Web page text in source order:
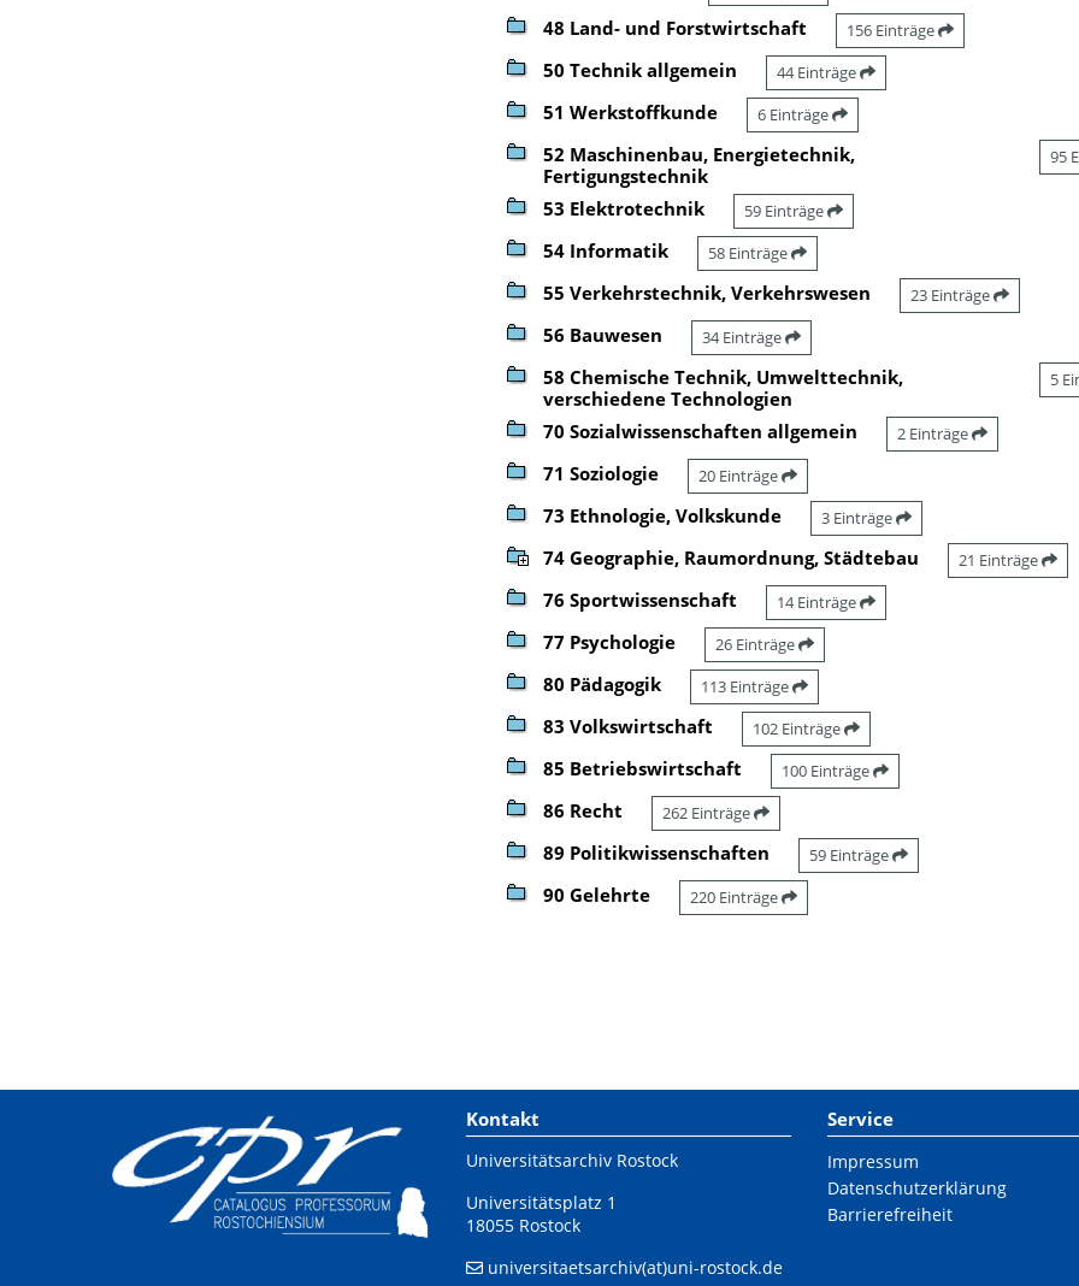
48 Land- und Forstwirtschaft 156 Einträge
50 Technik allgemein 44 Einträge
51 Werkstoffkunde 6 Einträge
52 Maschinenbau, Energietechnik,
Fertigungstechnik
95
53 Elektrotechnik 59 Einträge
54 Informatik 58 Einträge
55 Verkehrstechnik, Verkehrswesen 23 Einträge
56 Bauwesen 34 Einträge
58 Chemische Technik, Umwelttechnik,
verschiedene Technologien
5
70 Sozialwissenschaften allgemein 2 Einträge
71 Soziologie 20 Einträge
73 Ethnologie, Volkskunde 3 Einträge
74 Geographie, Raumordnung, Städtebau 21 Einträge
76 Sportwissenschaft 14 Einträge
77 Psychologie 26 Einträge
80 Pädagogik 113 Einträge
83 Volkswirtschaft 102 Einträge
85 Betriebswirtschaft 100 Einträge
86 Recht 262 Einträge
89 Politikwissenschaften 59 Einträge
90 Gelehrte 220 Einträge
Kontakt
Universitätsarchiv Rostock
Universitätsplatz 1
18055 Rostock
universitaetsarchiv(at)uni-rostock.de
Service
Impressum
Datenschutzerklärung
Barrierefreiheit